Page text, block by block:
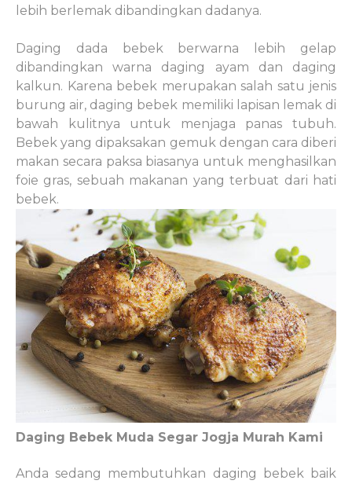
lebih berlemak dibandingkan dadanya.
Daging dada bebek berwarna lebih gelap
dibandingkan warna daging ayam dan daging
kalkun. Karena bebek merupakan salah satu jenis
burung air, daging bebek memiliki lapisan lemak di
bawah kulitnya untuk menjaga panas tubuh.
Bebek yang dipaksakan gemuk dengan cara diberi
makan secara paksa biasanya untuk menghasilkan
foie gras, sebuah makanan yang terbuat dari hati
bebek.
Daging Bebek Muda Segar Jogja Murah Kami
Anda sedang membutuhkan daging bebek baik